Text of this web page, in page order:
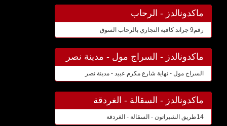
ماكدونالدز - الرحاب
رقم9 جراند كافيه التجاري بالرحاب السوق
ماكدونالدز - السراج مول - مدينة نصر
السراج مول - نهاية شارع مكرم عبيد - مدينة نصر
ماكدونالدز - السقالة - الغردقة
14طريق الشيراتون - السقالة - الغردقة